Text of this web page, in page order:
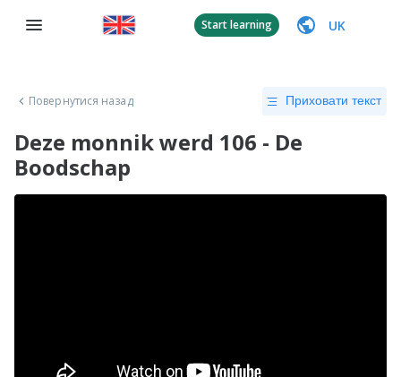
Start learning UK
Повернутися назад Приховати текст
Deze monnik werd 106 - De
Boodschap